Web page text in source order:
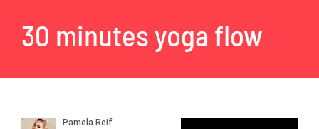
WEEKLY CLASSES
30 minutes yoga flow